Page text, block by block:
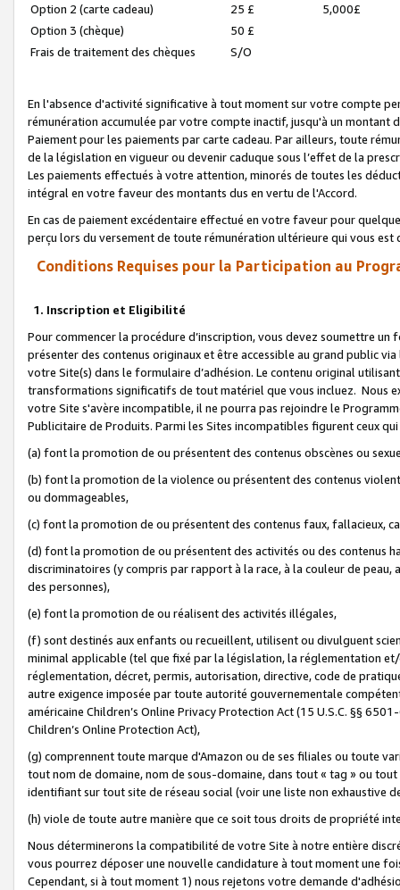
Option 2 (carte cadeau)
25 £
5,000£
Option 3 (chèque)
50 £
Frais de traitement des chèques
S/O
En l'absence d'activité significative à tout moment sur votre compte
rémunération accumulée par votre compte inactif, jusqu'à un montant
Paiement pour les paiements par carte cadeau. Par ailleurs, toute
de la législation en vigueur ou devenir caduque sous l’effet de la
Les paiements effectués à votre attention, minorés de toutes les
intégral en votre faveur des montants dus en vertu de l'Accord.
En cas de paiement excédentaire effectué en votre faveur pour
perçu lors du versement de toute rémunération ultérieure qui vous est
Conditions Requises pour la Participation au
1. Inscription et Eligibilité
Pour commencer la procédure d’inscription, vous devez soumettre
présenter des contenus originaux et être accessible au grand public
votre Site(s) dans le formulaire d’adhésion. Le contenu original
transformations significatifs de tout matériel que vous incluez. Nous
votre Site s'avère incompatible, il ne pourra pas rejoindre le
Publicitaire de Produits. Parmi les Sites incompatibles figurent ceux
(a) font la promotion de ou présentent des contenus obscènes ou
(b) font la promotion de la violence ou présentent des contenus
ou dommageables,
(c) font la promotion de ou présentent des contenus faux, fallacieux,
(d) font la promotion de ou présentent des activités ou des contenus
discriminatoires (y compris par rapport à la race, à la couleur de
des personnes),
(e) font la promotion de ou réalisent des activités illégales,
(f) sont destinés aux enfants ou recueillent, utilisent ou divulguent
minimal applicable (tel que fixé par la législation, la réglementation
réglementation, décret, permis, autorisation, directive, code de
autre exigence imposée par toute autorité gouvernementale
américaine Children’s Online Privacy Protection Act (15 U.S.C. §§
Children’s Online Protection Act),
(g) comprennent toute marque d'Amazon ou de ses filiales ou toute
tout nom de domaine, nom de sous-domaine, dans tout « tag » ou
identifiant sur tout site de réseau social (voir une liste non exhaustive
(h) viole de toute autre manière que ce soit tous droits de propriété
Nous déterminerons la compatibilité de votre Site à notre entière
vous pourrez déposer une nouvelle candidature à tout moment une
Cependant, si à tout moment 1) nous rejetons votre demande